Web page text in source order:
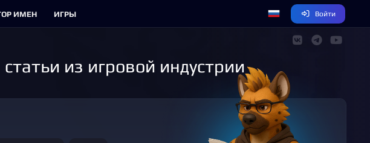
ИМЕН ИГРЫ Войти
из игровой индустрии